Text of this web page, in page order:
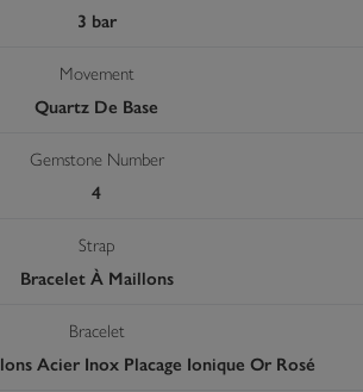
3 bar
Movement
Quartz De Base
Gemstone Number
4
Strap
Bracelet À Maillons
Bracelet
Acier Inox Placage Ionique Or Rosé